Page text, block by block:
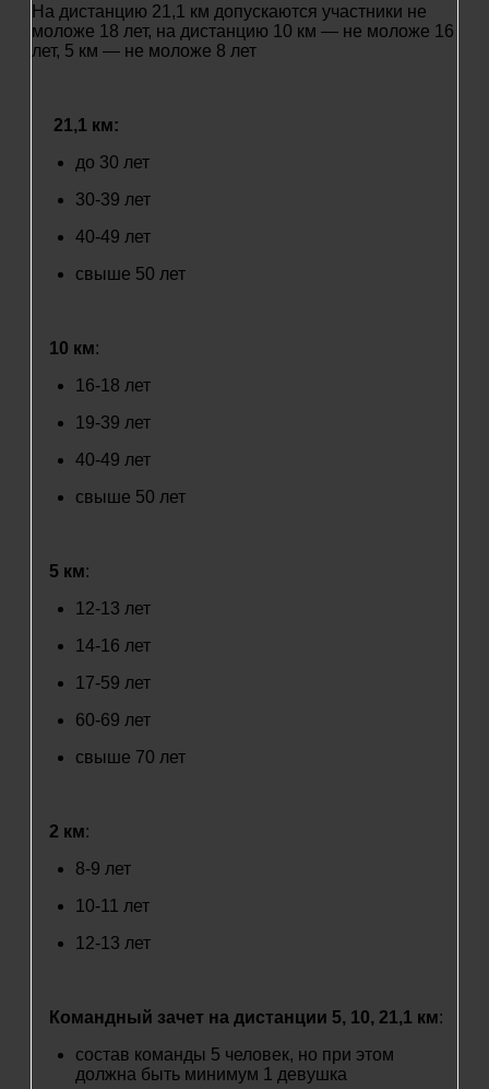
На дистанцию 21,1 км допускаются участники не
моложе 18 лет, на дистанцию 10 км — не моложе 16
лет, 5 км — не моложе 8 лет
21,1 км:
до 30 лет
30-39 лет
40-49 лет
свыше 50 лет
10 км:
16-18 лет
19-39 лет
40-49 лет
свыше 50 лет
5 км:
12-13 лет
14-16 лет
17-59 лет
60-69 лет
свыше 70 лет
2 км:
8-9 лет
10-11 лет
12-13 лет
Командный зачет на дистанции 5, 10, 21,1 км:
состав команды 5 человек, но при этом
должна быть минимум 1 девушка